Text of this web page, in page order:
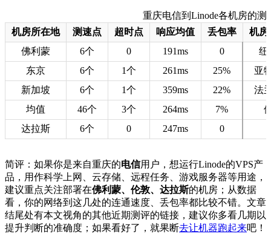
重庆电信到Linode各机房的测
机房所在地
测速点 超时点 响应均值 丢包率
机房
佛利蒙
6个 0 191ms 0
纽
东京
6个 1个 261ms 25%
亚
新加坡
6个 1个 359ms 22%
法
均值
46个 3个 264ms 7%
达拉斯
6个 0 247ms 0
简评：如果你是来自重庆的电信用户，想运行Linode的VPS产
品，用作科学上网、云存储、远程任务、游戏服务器等用途，
建议重点关注部署在佛利蒙、伦敦、达拉斯的机房；从数据
看，你的网络到这几处的连通速度、丢包率都比较不错。文章
结尾处有本文视角的其他近期测评的链接，建议你多看几期以
提升判断的准确度；如果看好了，就果断去让机器跑起来吧！